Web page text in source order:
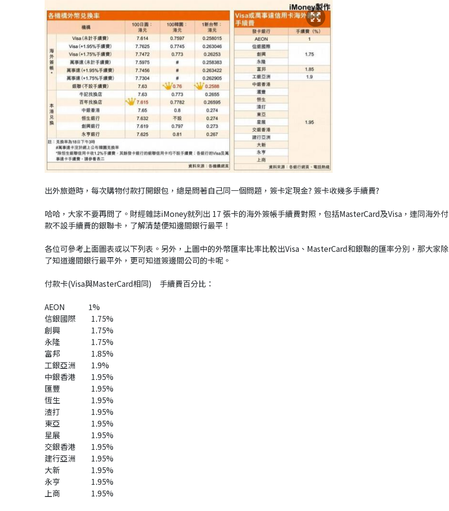
出外旅遊時，每次購物付款打開銀包，總是問著自己同一個問題，簽卡定現金? 簽卡收幾多手續費?
哈哈，大家不要再問了。財經雜誌iMoney就列出 17 張卡的海外簽帳手續費對照，包括MasterCard及Visa，連同海外付
款不設手續費的銀聯卡，了解清楚便知邊間銀行最平！
各位可參考上面圖表或以下列表。另外，上圖中的外幣匯率比率比較出Visa、MasterCard和銀聯的匯率分別，那大家除
了知道邊間銀行最平外，更可知道簽邊間公司的卡呢。
付款卡(Visa與MasterCard相同) 手續費百分比：
AEON 1%
信銀國際 1.75%
創興 1.75%
永隆 1.75%
富邦 1.85%
工銀亞洲 1.9%
中銀香港 1.95%
匯豐 1.95%
恆生 1.95%
渣打 1.95%
東亞 1.95%
星展 1.95%
交銀香港 1.95%
建行亞洲 1.95%
大新 1.95%
永亨 1.95%
上商 1.95%